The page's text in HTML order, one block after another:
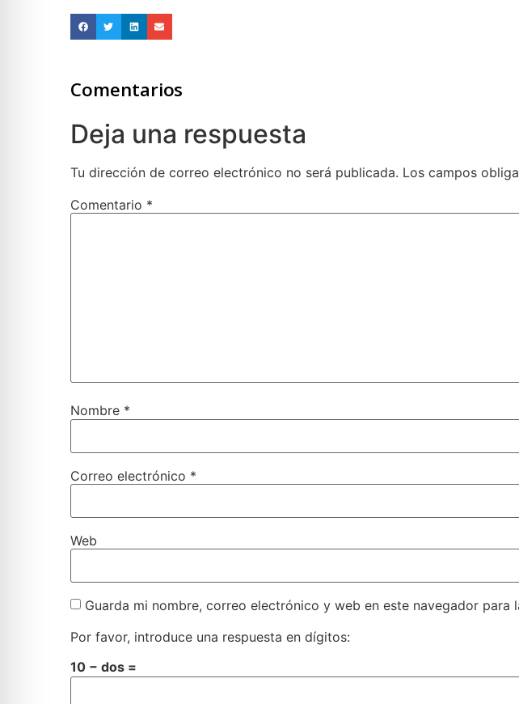
Comentarios
Deja una respuesta
Tu dirección de correo electrónico no será publicada. Los campos
Comentario *
Nombre *
Correo electrónico *
Web
Guarda mi nombre, correo electrónico y web en este navegador para
Por favor, introduce una respuesta en dígitos:
10 − dos =